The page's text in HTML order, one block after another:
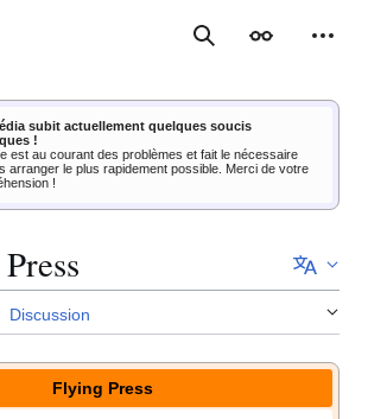
RechercherApparence
subit actuellement quelques soucis
!
est au courant des problèmes et fait le nécessaire
arranger le plus rapidement possible. Merci de votre
!
des matières
Discussion
Flying Press